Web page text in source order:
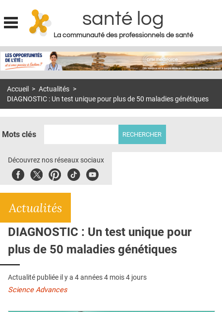
Jump to navigation
santé log
La communauté des professionnels de santé
MON COMPTE
S'ABONNER À LA REVUE SOIN À DOMICILE
DOSSIERS
E-REVUE SAD
L'APP
QUI SOMMES-NOUS ?
PUBLICITÉ
CONDITIONS GÉNÉRALES
CONTACT
Accueil > Actualités >
DIAGNOSTIC : Un test unique pour plus de 50 maladies génétiques
Mots clés
Découvrez nos réseaux sociaux
FacebookTwitterPinterest
TiktokYoubute
Actualités
DIAGNOSTIC : Un test unique pour
plus de 50 maladies génétiques
Actualité publiée il y a 4 années 4 mois 4 jours
Science Advances